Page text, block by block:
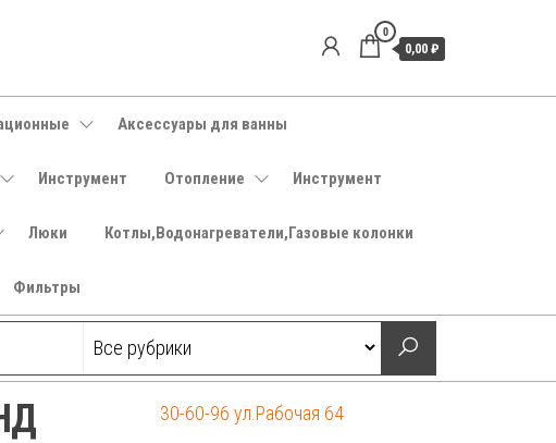
0
0,00 ₽
Аксессуары для ванны
Инструмент Отопление Инструмент
Люки Котлы,Водонагреватели,Газовые колонки
Фильтры
30-60-96 ул.Рабочая 64